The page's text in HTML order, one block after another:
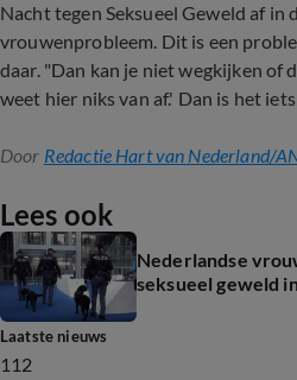
Nacht tegen Seksueel Geweld af in
vrouwenprobleem. Dit is een
daar. "Dan kan je niet wegkijken of
weet hier niks van af.' Dan is het
Door Redactie Hart van Nederland/
Lees ook
Nederlandse
seksueel geweld
Laatste nieuws
112